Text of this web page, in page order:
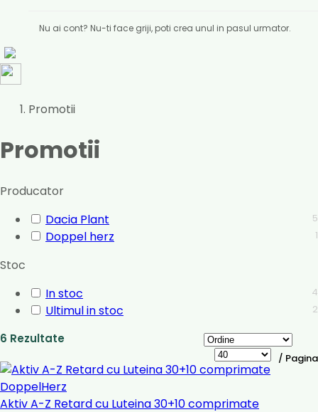
Nu ai cont? Nu-ti face griji, poti crea unul in pasul urmator.
Promotii
Promotii
Producator
Dacia Plant
5
Doppel herz 1
Stoc
In stoc
4
Ultimul in stoc 2
6 Rezultate
/ Pagina
Aktiv A-Z Retard cu Luteina 30+10 comprimate